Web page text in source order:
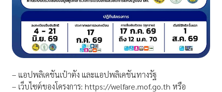
– แอปพลิเคชันเป๋าตัง และแอปพลิเคชันทางรัฐ
– เว็บไซต์ของโครงการ: https://welfare.mof.go.th หรือ